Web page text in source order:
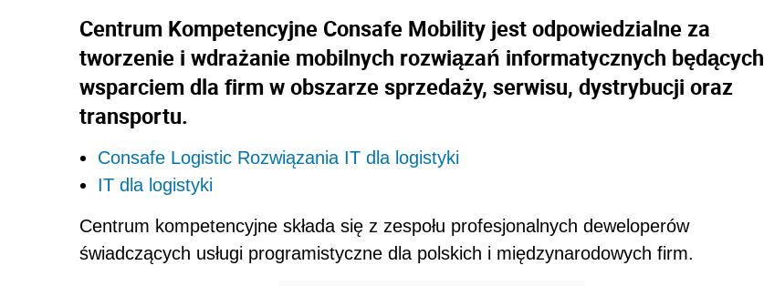
Centrum Kompetencyjne Consafe Mobility jest odpowiedzialne za
tworzenie i wdrażanie mobilnych rozwiązań informatycznych będących
wsparciem dla firm w obszarze sprzedaży, serwisu, dystrybucji oraz
transportu.
Consafe Logistic Rozwiązania IT dla logistyki
IT dla logistyki
Centrum kompetencyjne składa się z zespołu profesjonalnych deweloperów
świadczących usługi programistyczne dla polskich i międzynarodowych firm.